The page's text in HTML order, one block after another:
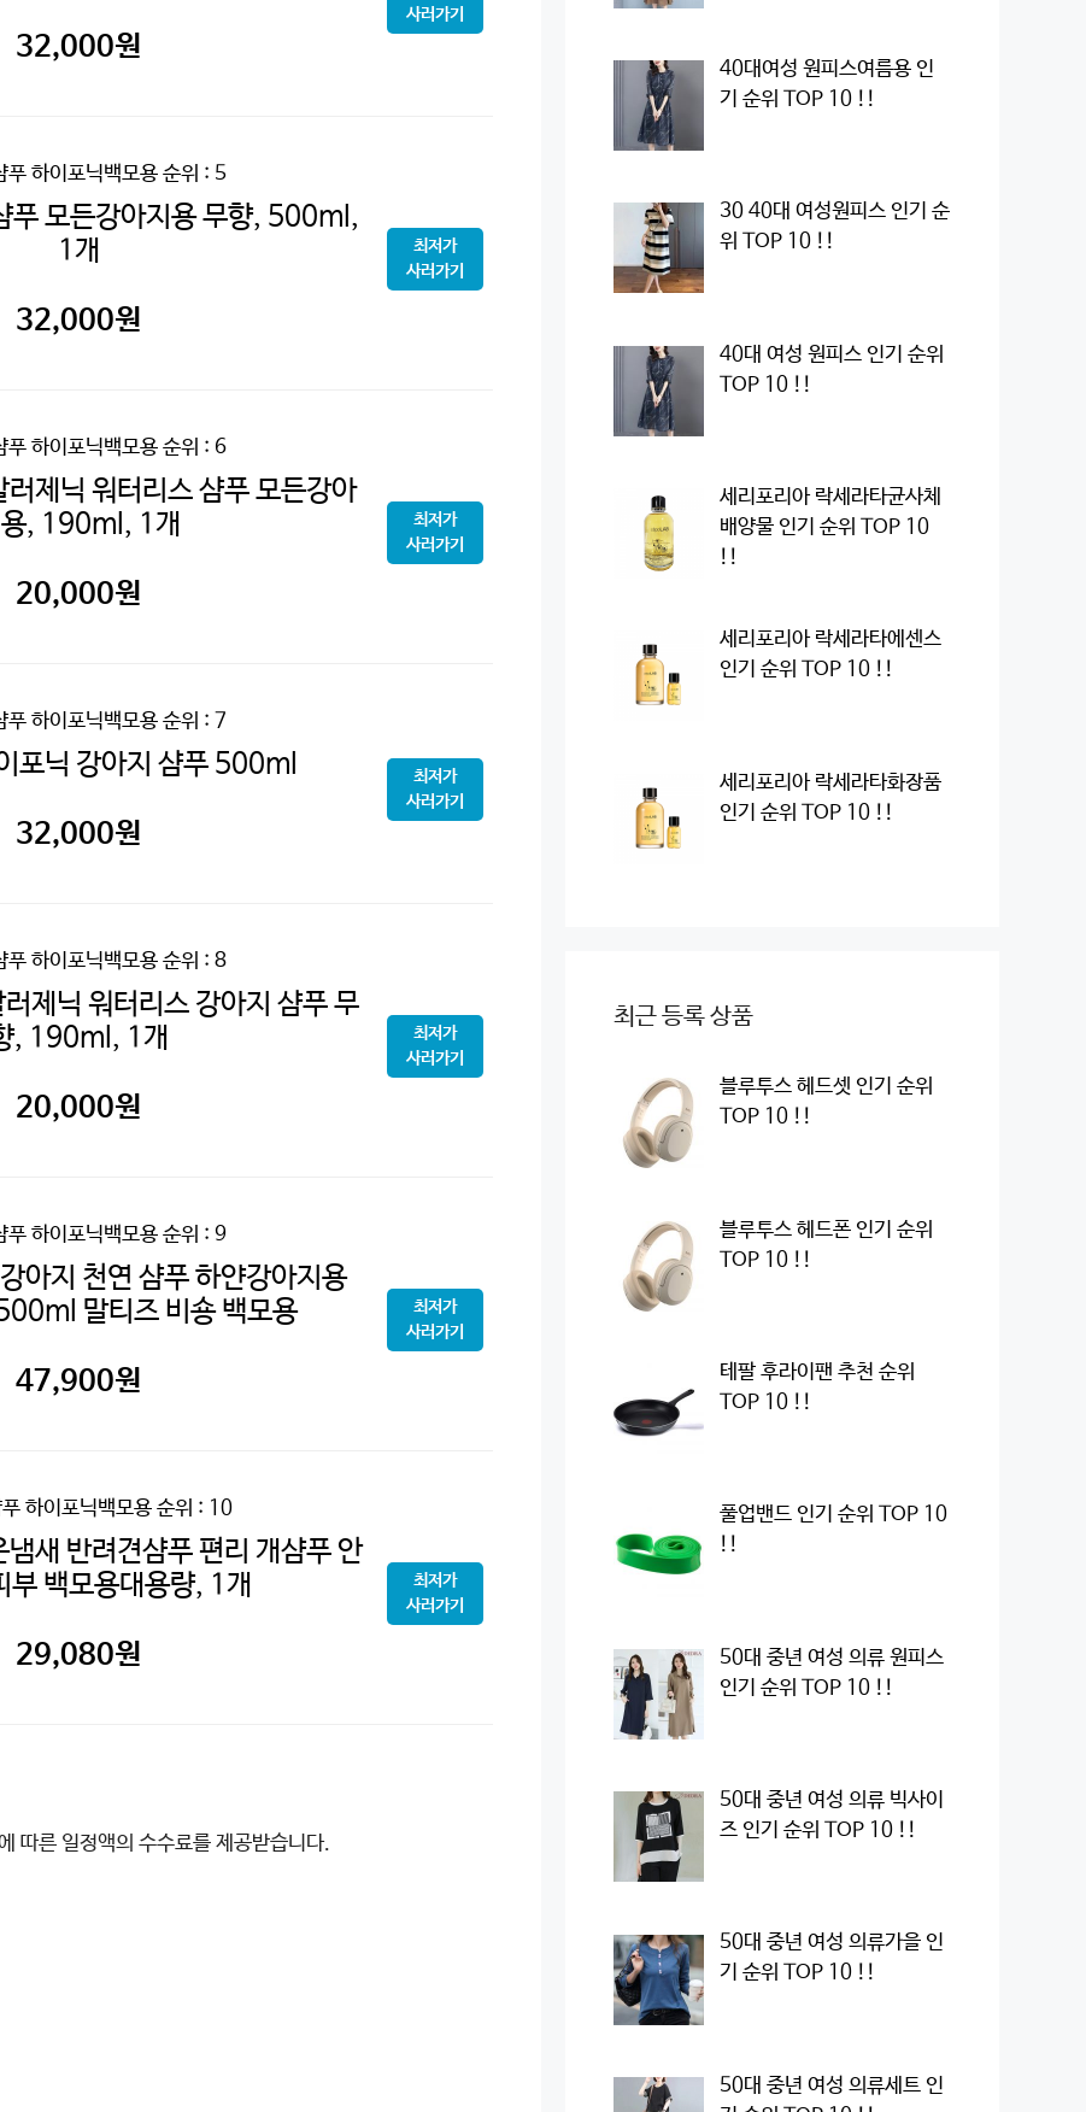
32,000원
사러가기
푸 하이포닉백모용순위 : 5
푸 모든강아지용 무향, 500ml,
1개
32,000원
최저가
사러가기
푸 하이포닉백모용순위 : 6
제닉 워터리스 샴푸 모든강아
, 190ml, 1개
20,000원
최저가
사러가기
푸 하이포닉백모용순위 : 7
포닉 강아지 샴푸 500ml
32,000원
최저가
사러가기
푸 하이포닉백모용순위 : 8
제닉 워터리스 강아지 샴푸 무
, 190ml, 1개
20,000원
최저가
사러가기
푸 하이포닉백모용순위 : 9
아지 천연 샴푸 하얀강아지용
말티즈 비숑 백모용
47,900원
최저가
사러가기
하이포닉백모용순위 : 10
새 반려견샴푸 편리 개샴푸 안
부 백모용대용량, 1개
29,080원
최저가
사러가기
따른 일정액의 수수료를 제공받습니다.
40대여성 원피스여름용 인
기 순위 TOP 10 !!
30 40대 여성원피스 인기 순
위 TOP 10 !!
40대 여성 원피스 인기 순위
TOP 10 !!
세리포리아 락세라타균사체
배양물 인기 순위 TOP 10
!!
세리포리아 락세라타에센스
인기 순위 TOP 10 !!
세리포리아 락세라타화장품
인기 순위 TOP 10 !!
최근 등록 상품
블루투스 헤드셋 인기 순위
TOP 10 !!
블루투스 헤드폰 인기 순위
TOP 10 !!
테팔 후라이팬 추천 순위
TOP 10 !!
풀업밴드 인기 순위 TOP 10
!!
50대 중년 여성 의류 원피스
인기 순위 TOP 10 !!
50대 중년 여성 의류 빅사이
즈 인기 순위 TOP 10 !!
50대 중년 여성 의류가을 인
기 순위 TOP 10 !!
50대 중년 여성 의류세트 인